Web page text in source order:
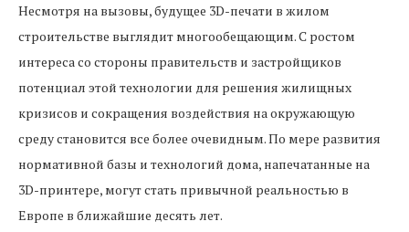
Несмотря на вызовы, будущее 3D-печати в жилом
строительстве выглядит многообещающим. С ростом
интереса со стороны правительств и застройщиков
потенциал этой технологии для решения жилищных
кризисов и сокращения воздействия на окружающую
среду становится все более очевидным. По мере развития
нормативной базы и технологий дома, напечатанные на
3D-принтере, могут стать привычной реальностью в
Европе в ближайшие десять лет.